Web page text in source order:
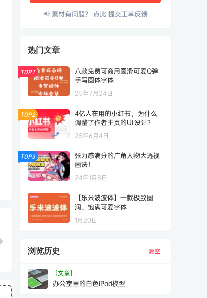
📢 素材有问题？ 点此提交工单反馈
热门文章
TOP1
八款免费可商用圆滑可爱Q弹
手写圆体字体
25年7月24日
TOP2
4亿人在用的小红书，为什么
调整了作者主页的UI设计？
25年6月4日
TOP3
张力感满分的广角人物大透视
画法！
24年1月8日
【乐米波波体】一款极致圆
润、饱满可爱字体
1月20日
浏览历史 清空
[文章]
办公室里的白色iPad模型